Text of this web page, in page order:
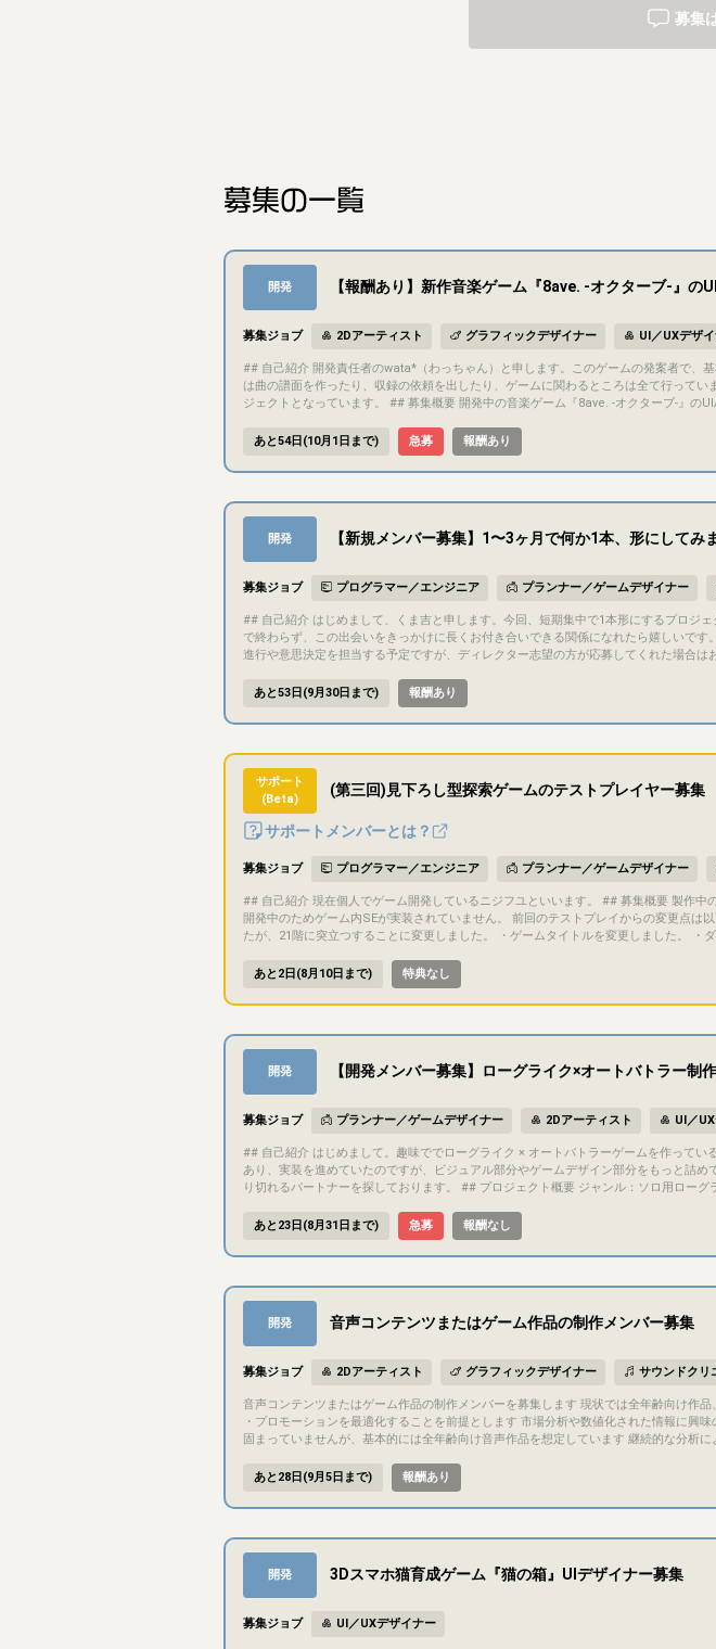
募集
募集の一覧
開発 【報酬あり】新作音楽ゲーム『8ave. -オクターブ-』の
募集ジョブ 2Dアーティスト グラフィックデザイナー UI／UXデザ
## 自己紹介 開発責任者のwata*（わっちゃん）と申します。このゲームの発案者で、基本的には企画・開発のほとんどを自分で行っています。プログラミングも含めて、最初の頃
は曲の譜面を作ったり、収録の依頼を出したり、ゲームに関わるところは全て行って
ジェクトとなっています。 ## 募集概要 開発中の音楽ゲーム『8ave. -オクターブ-』のUI/UXデザインの監修/制作をリリースまで継続的にご担当いただける方を募集します。 デザイ
ム 対応機種：PC (Steam) 現在クラウドファンディングを実施しており、開始1週間で支援額100万円(100%)を達成しました。 ## 目的・目標 少人数で制作しているインディー音楽
ゲームですが、クラウドファンディングで目標金額を上回るご支援を頂きました。 皆様からのご期待に沿えるようなハイクオリティな音楽ゲームをリリースすることを目指しており
ます。 インディーゲームの枠を超えるため、UI/UXのクオリティアップにご助力いただきたいです。 ## ゲーム内容 開発状況やプレイ映像は公式X(旧Twitter)やYoutube、クラウド
s://camp-fire.jp/projects/950910/view ## 担当いただきたい作業 - ゲーム内のUI（楽曲選択画面、インゲーム画面、リザルト画面など）のデザイン作成・改修 - ユーザーの導線や
体験（UX）を考慮した画面レイアウトの設計、提案 理由：音楽ゲームにおいて、楽曲
と使いやすさがゲームの
あと54日(10月1日まで) 急募 報酬あり
開発 【新規メンバー募集】1〜3ヶ月で何か1本、形にしてみ
募集ジョブ プログラマー／エンジニア プランナー／ゲームデザイナー
## 自己紹介 はじめまして、くま吉と申します。今回、短期集中で1本形にするプロジェクトを立ち上げようと思い、一緒に作ってくれる方を探しています。できれば今回の1本だけ
で終わらず、この出会いをきっかけに長くお付き合いできる関係になれたら嬉しいです。詳しい経歴などはプロ
進行や意思決定を担当する予定ですが、ディレクター志望の方が応募してくれた場合
ても、気になった方はお気軽にご連絡ください。話してみたら何か生まれるかもしれません ## プロジェクト概要 - タイトル：未定 - ジャンル：未定（応募者の得意分野に合わ
定予定） - プラットフォーム：未定 - 開発期間：1〜3ヶ月程度 - 進捗状況：企画白紙
いコンテンツ（ビジュアルノベルやショートストーリーなど）でも構いません ## 目的・目標 遊びごたえがあり、ちゃんと売れるところまで仕上げることを目標にしています。完成
したうえで、参加メンバー間の共同著作物として扱う予定です（持分や具体的な取り
を意識して取り組める方だと嬉しいです。 ## ゲーム内容 ジャンル・内容は応募者の得意分野に合わせてこれから決めていくため、現時点で具体的な内容はまだありません。応募い
ただいた方とお話ししながら固めていきます。 ## 担当いただきたい作業 特定の役割は固定していません。以下は自分でカバーできる領域なので、それ以外の得意分野をお持ちの方
はもちろん、被っていても構いません。 - シナリオライター - プランナー/デバッガー - AIを使った画像生成（画像編集はできます） - AIを使ったプログラミング、作曲、合成音声な
ど ## コミュニケーション方法 基本的にDiscordでコミュニケーションを行います ドキュメントや進捗管理にはNotionを利用します 少しでも気になったら、お気軽にメッセージく
うございます、気軽に連絡お待ちしてます!
あと53日(9月30日まで) 報酬あり
サポート
(Beta)
(第三回)見下ろし型探索ゲームのテストプレイヤー募集
サポートメンバーとは？
募集ジョブ プログラマー／エンジニア プランナー／ゲームデザイナー
## 自己紹介 現在個人でゲーム開発しているニジフユといいます。 ## 募集概要 製作中のゲームをゲームクリアまでプレイしてくださる方を募集しています。 ## プロジェクト概要
開発中のためゲーム内SEが実装されていません。 前回のテストプレイからの変更点は
たが、21階に突立つすることに変更しました。 ・ゲームタイトルを変更しました。 ・
ました。 ・ポーズ機能を追加しました。 ・ポーズ中にヒントを確認できるようにしました。 ・プレイヤーの移動
箱の配置を大きく変更しました。 ・隠しギミックを追加しました。 ・敵のダメージ量と移動速度
標 steamでの販売。 今回のテストプレイ目的 ゲーム難易度調整。 ## ゲーム内容 攻略情報のないダンジョンを木の棒と魔法弾を駆使して攻略しましょう。 初期アイテムは回復アイ
・挑戦回数 ## コミュニケーション方法 こちらのサイトのチャット欄を活用させ
あと2日(8月10日まで) 特典なし
開発 【開発メンバー募集】ローグライク×オートバトラー制
募集ジョブ プランナー／ゲームデザイナー 2Dアーティスト UI／
## 自己紹介 はじめまして。趣味ででローグライク × オートバトラーゲームを作っている「けい」です。 普段はゲーム会社でエンジニアをやっています。 趣味で作っているゲームが
あり、実装を進めていたのですが、ビジュアル部分やゲームデザイン部分をもっと詰
り切れるパートナーを探しております。 ## プロジェクト概要 ジャンル：ソロ用ローグライク・オートバトラー 開発環境：Godot (mono) / C# プラットフォーム：PC / Mobile 添
的には2027年中にリリースすることを目標にしています。 ## 募集概要、担当いただきたい作業 行っていただきたい作業は下記のような作業になります。 ・2Dアーティスト作業全
般 ・ゲームデザイナー業務（ゲームの企画、基本仕様、システム仕様の決定） すべてを一人で担っていただく前提ではありません。 下記のうち、興味のある部分がありましたらCA
MPのメッセージ機能から是非ご応募ください。 ※ローグライク、TFTといったオートチェスやオートバトラ
戦闘画面や、各種画面のUI部分 ・【2Dアーティスト】エフェクト（VFX） バトル時の
コミュニケーション方法 コミュニケーションは基本的にDiscordで行います。 隔週くらいでMTGで方向性の確認や、進捗、チェックプレイ会を行うことを予定しています。 ## 応募
方法 クリエイターズキャンプの応募機能から、是非ご応募ください。
あと23日(8月31日まで) 急募 報酬なし
開発 音声コンテンツまたはゲーム作品の制作メンバー募集
募集ジョブ 2Dアーティスト グラフィックデザイナー サウンドクリ
音声コンテンツまたはゲーム作品の制作メンバーを募集します 現状では全年齢向け作品、主にDLsiteでの販売を想定してい
・プロモーションを最適化することを前提とします 市場分析や数値化された情報に興味のある方、ご理解の
固まっていませんが、基本的には全年齢向け音声作品を想定しています 継続的な分析
内には何らかの形で作品を発表したいと考えていますが 外注作業が多くなる場合は
支払い - 販売利益からの分配（レベニューシェア） - 作業費（固定）+販売目標到達時のボーナス条項に基づくお支払い 比率や基準
営判断 - 作品制作・販売にかかる事務処理（法務、税務など）、資金拠出 - プロジェクトの進行管理 - プログラミング ## 募集メンバ
集します - シナリオライター - イラストレーター（カバーイラスト等作成） - 声優 - そ
チーム全体では募集主を含め5名程度の規模としたいです 募集でカバーできない領域が発生した場合、該当する作
音声、脚本などの制作物に関する著作権（実演については著作隣接権）は作成者本人
たメンバーのクレジットを記載する予定です ## 応募条件について 応募条件は以下のとおりです - 応募時点で20歳以上であること（報酬のお支払い・契約締結の都合によるもの） -
あと28日(9月5日まで) 報酬あり
開発 3Dスマホ猫育成ゲーム『猫の箱』UIデザイナー募集
募集ジョブ UI／UXデザイナー